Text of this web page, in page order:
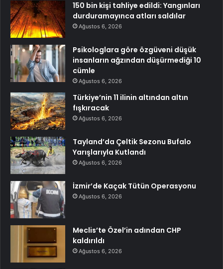
150 bin kişi tahliye edildi: Yangınları
durduramayınca atları saldılar
Ağustos 6, 2026
Psikologlara göre özgüveni düşük
insanların ağzından düşürmediği 10
cümle
Ağustos 6, 2026
Türkiye’nin 11 ilinin altından altın
fışkıracak
Ağustos 6, 2026
Tayland’da Çeltik Sezonu Bufalo
Yarışlarıyla Kutlandı
Ağustos 6, 2026
İzmir’de Kaçak Tütün Operasyonu
Ağustos 6, 2026
Meclis’te Özel’in adından CHP
kaldırıldı
Ağustos 6, 2026